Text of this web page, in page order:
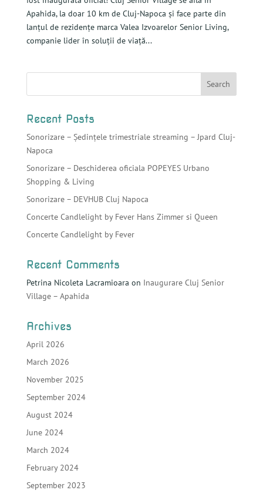
Apahida, la doar 10 km de Cluj-Napoca și face parte din
lanțul de rezidențe marca Valea Izvoarelor Senior Living,
companie lider în soluții de viață...
Recent Posts
Sonorizare – Ședințele trimestriale streaming – Jpard Cluj-
Napoca
Sonorizare – Deschiderea oficiala POPEYES Urbano
Shopping & Living
Sonorizare – DEVHUB Cluj Napoca
Concerte Candlelight by Fever Hans Zimmer si Queen
Concerte Candlelight by Fever
Recent Comments
Petrina Nicoleta Lacramioara on Inaugurare Cluj Senior
Village – Apahida
Archives
April 2026
March 2026
November 2025
September 2024
August 2024
June 2024
March 2024
February 2024
September 2023